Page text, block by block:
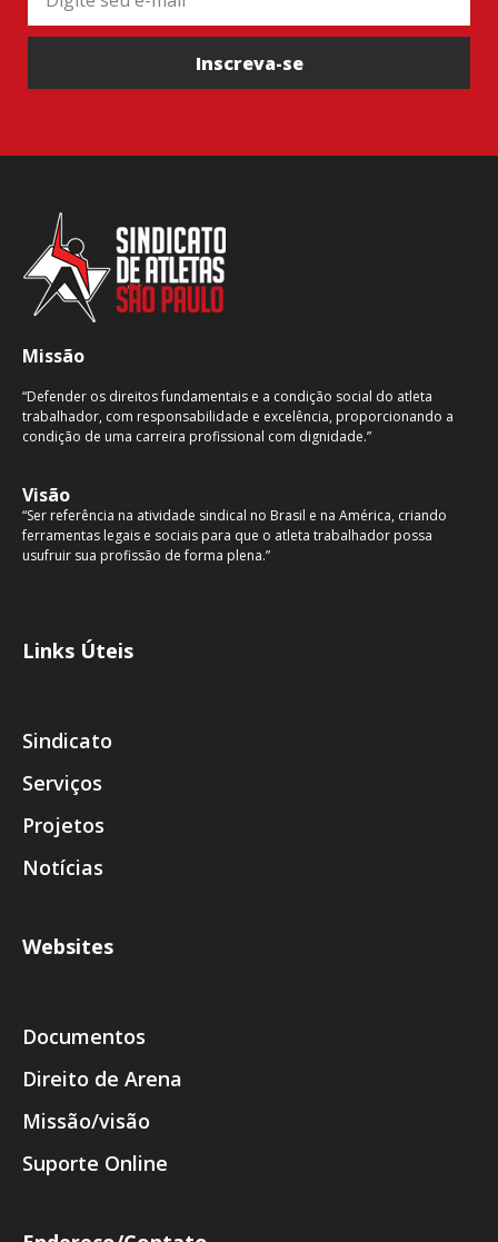
Inscreva-se
Missão
“Defender os direitos fundamentais e a condição social do atleta
trabalhador, com responsabilidade e excelência, proporcionando a
condição de uma carreira profissional com dignidade.”
Visão
“Ser referência na atividade sindical no Brasil e na América, criando
ferramentas legais e sociais para que o atleta trabalhador possa
usufruir sua profissão de forma plena.”
Links Úteis
Sindicato
Serviços
Projetos
Notícias
Websites
Documentos
Direito de Arena
Missão/visão
Suporte Online